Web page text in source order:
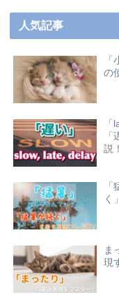
人気記事
の
説！
く
ま
現